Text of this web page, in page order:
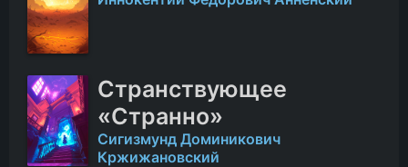
Странствующее
«Странно»
Сигизмунд Доминикович
Кржижановский